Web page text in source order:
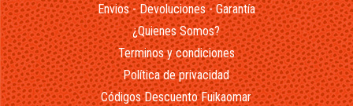
Envios - Devoluciones - Garantía
¿Quienes Somos?
Terminos y condiciones
Política de privacidad
Códigos Descuento Fuikaomar